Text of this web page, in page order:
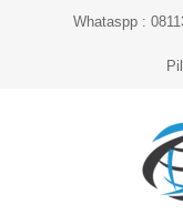
Whataspp :